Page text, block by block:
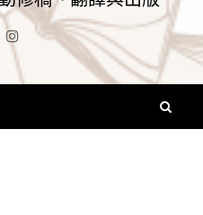
Instagram